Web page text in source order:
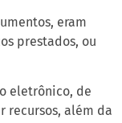
eram
prestados, ou
eletrônico, de
recursos, além da